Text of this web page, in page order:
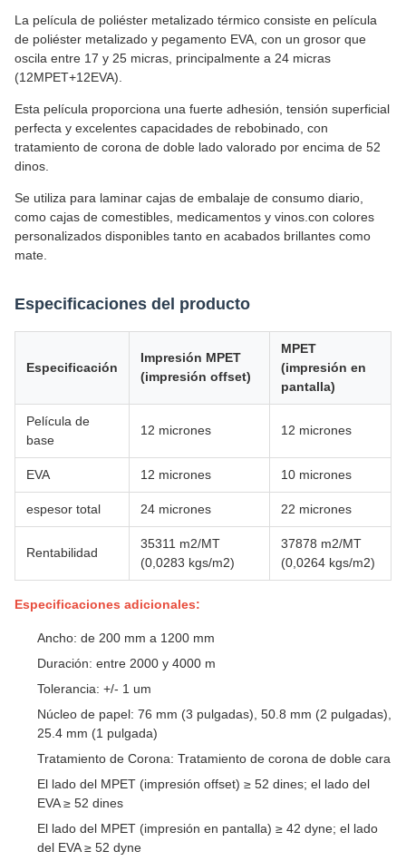
La película de poliéster metalizado térmico consiste en película
de poliéster metalizado y pegamento EVA, con un grosor que
oscila entre 17 y 25 micras, principalmente a 24 micras
(12MPET+12EVA).
Esta película proporciona una fuerte adhesión, tensión superficial
perfecta y excelentes capacidades de rebobinado, con
tratamiento de corona de doble lado valorado por encima de 52
dinos.
Se utiliza para laminar cajas de embalaje de consumo diario,
como cajas de comestibles, medicamentos y vinos.con colores
personalizados disponibles tanto en acabados brillantes como
mate.
Especificaciones del producto
Especificación
Impresión MPET
(impresión offset)
MPET
(impresión en
pantalla)
Película de
base
12 micrones 12 micrones
EVA 12 micrones 10 micrones
espesor total 24 micrones 22 micrones
Rentabilidad
35311 m2/MT
(0,0283 kgs/m2)
37878 m2/MT
(0,0264 kgs/m2)
Especificaciones adicionales:
Ancho: de 200 mm a 1200 mm
Duración: entre 2000 y 4000 m
Tolerancia: +/- 1 um
Núcleo de papel: 76 mm (3 pulgadas), 50.8 mm (2 pulgadas),
25.4 mm (1 pulgada)
Tratamiento de Corona: Tratamiento de corona de doble cara
El lado del MPET (impresión offset) ≥ 52 dines; el lado del
EVA ≥ 52 dines
El lado del MPET (impresión en pantalla) ≥ 42 dyne; el lado
del EVA ≥ 52 dyne